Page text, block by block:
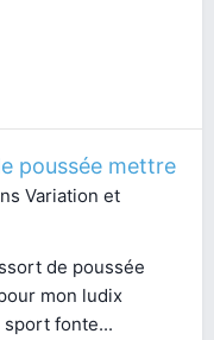
poussée mettre
Variation et
de poussée
mon ludix
fonte...